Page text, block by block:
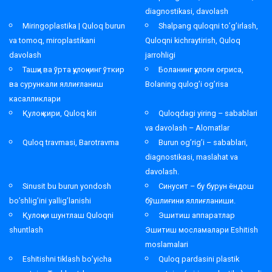
diagnostikasi, davolash
Miringoplastika | Quloq burun
va tomoq, miroplastikani
davolash
Shalpang quloqni to’g’irlash,
Quloqni kichraytirish, Quloq
jarrohligi
Ташқи ва ўрта қулоқнинг ўткир
ва сурункали яллиғланиш
касалликлари
Боланинг қулоғи оғриса,
Bolaning qulog’i og’risa
Қулоқ кири, Quloq kiri
Quloqdagi yiring – sabablari
va davolash – Alomatlar
Quloq travmasi, Barotravma
Burun og’rig’i – sabablari,
diagnostikasi, maslahat va
davolash.
Sinusit bu burun yondosh
bo’shlig’ini yallig’lanishi
Синусит – бу бурун ёндош
бўшлиғини яллиғланиши.
Қулоқни шунтлаш Quloqni
shuntlash
Эшитиш аппаратлар
Эшитиш мосламалари Eshitish
moslamalari
Eshitishni tiklash bo’yicha
Quloq pardasini plastik